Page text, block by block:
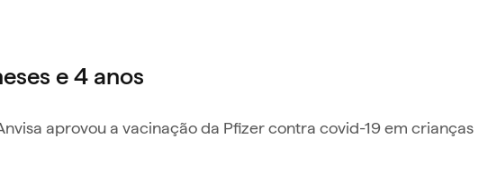
e 4 anos
aprovou a vacinação da Pfizer contra covid-19 em crianças